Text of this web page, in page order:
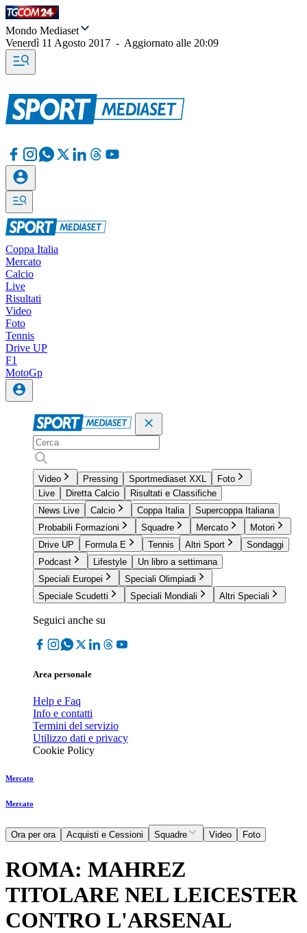
Mondo Mediaset
Venerdì 11 Agosto 2017 - Aggiornato alle 20:09
Coppa Italia
Mercato
Calcio
Live
Risultati
Video
Foto
Tennis
Drive UP
F1
MotoGp
Video Pressing Sportmediaset XXL
Foto
Live
Diretta Calcio
Risultati e Classifiche
News Live
Calcio Coppa Italia
Supercoppa Italiana
Probabili Formazioni
Squadre Mercato
Motori
Drive UP
Formula E Tennis Altri Sport
Sondaggi
Podcast
Lifestyle
Un libro a settimana
Speciali Europei
Speciali Olimpiadi
Speciale Scudetti
Speciali Mondiali Altri Speciali
Seguici anche su
Area personale
Help e Faq
Info e contatti
Termini del servizio
Utilizzo dati e privacy
Cookie Policy
Mercato
Mercato
Ora per ora Acquisti e Cessioni Squadre Video Foto
ROMA: MAHREZ
TITOLARE NEL LEICESTER
CONTRO L'ARSENAL